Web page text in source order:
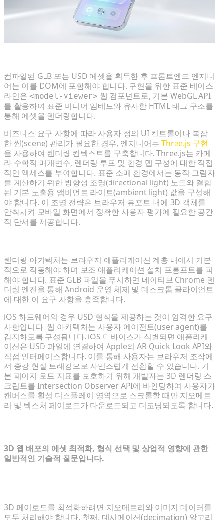
컴파일된 GLB 또는 USD 에셋을 획득한 후 프론트엔드 엔지니
어는 이를 DOM에 포함해야 합니다. 구현을 위한 표준 베이스
라인은 <model-viewer> 웹 컴포넌트로, 기본 WebGL API
를 활용하여 표준 미디어 임베드와 유사한 HTML 태그 구조를
통해 에셋을 렌더링합니다.
비즈니스 요구 사항에 따라 사용자 정의 UI 컨트롤이나 복잡
한 씬(scene) 관리가 필요한 경우, 엔지니어는 Three.js 구현
을 사용하여 렌더링 컨텍스트를 구축합니다. Three.js는 카메
라 수학적 매개변수, 렌더링 루프 및 환경 맵 구성에 대한 직접
적인 액세스를 부여합니다. 표준 소매 환경에서는 동적 그림자
를 계산하기 위한 방향성 조명(directional light) 노드와 결합
된 기본 노출용 앰비언트 라이트(ambient light) 값을 구성해
야 합니다. 이 조명 전략은 브라우저 뷰포트 내에 3D 객체를
안착시켜 모바일 화면에서 정확한 사용자 평가에 필요한 공간
적 단서를 제공합니다.
렌더링 아키텍처는 브라우저 애플리케이션 계층 내에서 기본
적으로 작동해야 하며 보조 애플리케이션 설치 프롬프트를 피
해야 합니다. 표준 GLB 파일을 푸시하면 네이티브 Chrome 렌
더링 엔진을 통해 Android 운영 체제 및 데스크톱 클라이언트
에 대한 이 요구 사항을 충족합니다.
iOS 하드웨어의 경우 USD 형식을 제공하는 것이 엄격한 요구
사항입니다. 웹 아키텍처는 사용자 에이전트(user agent)를
감지하도록 구성됩니다. iOS 디바이스가 식별되면 애플리케
이션은 USD 파일에 연결하여 Apple의 AR Quick Look API와
직접 인터페이스합니다. 이를 통해 사용자는 브라우저 조작에
서 증강 현실 트래킹으로 자연스럽게 전환할 수 있습니다. 기
본 페이지 로드 지표를 보호하기 위해 개발자는 3D 렌더링 스
크립트를 Intersection Observer API에 바인딩하여 사용자가
캔버스를 활성 디스플레이 영역으로 스크롤할 때만 지오메트
리 및 텍스처 페이로드가 다운로드되고 디코딩되도록 합니다.
3D 웹 배포의 에셋 최적화, 형식 선택 및 상업적 영향에 관한
일반적인 기술적 질문입니다.
3D 페이로드를 최적화하려면 지오메트리와 이미지 데이터를
모두 처리해야 합니다. 첫째, 데시메이션(decimation) 알고리